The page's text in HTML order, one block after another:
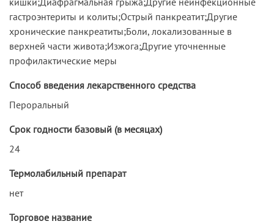
гастроэнтериты и колиты;Острый панкреатит;Другие
хронические панкреатиты;Боли, локализованные в
верхней части живота;Изжога;Другие уточненные
профилактические меры
Способ введения лекарственного средства
Пероральный
Срок годности базовый (в месяцах)
24
Термолабильный препарат
нет
Торговое название